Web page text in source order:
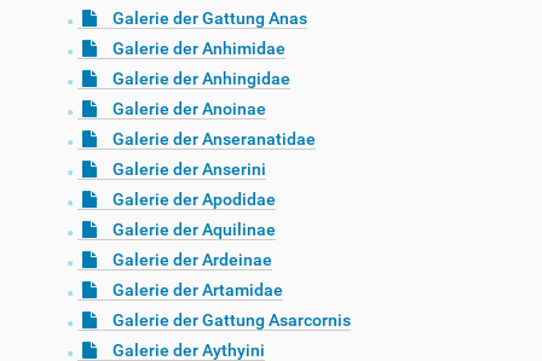
Galerie der Gattung Anas
Galerie der Anhimidae
Galerie der Anhingidae
Galerie der Anoinae
Galerie der Anseranatidae
Galerie der Anserini
Galerie der Apodidae
Galerie der Aquilinae
Galerie der Ardeinae
Galerie der Artamidae
Galerie der Gattung Asarcornis
Galerie der Aythyini